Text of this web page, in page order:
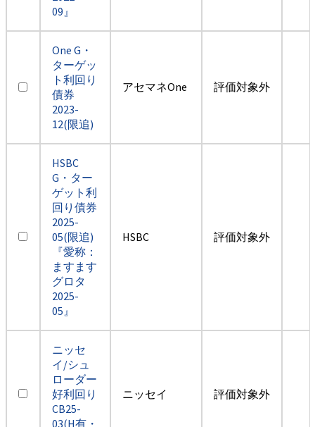
09』
One G・
ターゲッ
ト利回り
債券
2023-
12(限追)
アセマネOne 評価対象外
HSBC
G・ター
ゲット利
回り債券
2025-
05(限追)
『愛称：
ますます
グロタ
2025-
05』
HSBC 評価対象外
ニッセ
イ/シュ
ローダー
好利回り
CB25-
03(H有・
ニッセイ 評価対象外